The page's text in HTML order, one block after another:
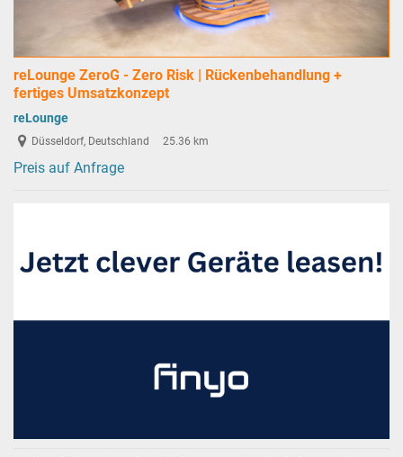
reLounge ZeroG - Zero Risk | Rückenbehandlung +
fertiges Umsatzkonzept
reLounge
Düsseldorf, Deutschland 25.36 km
Preis auf Anfrage